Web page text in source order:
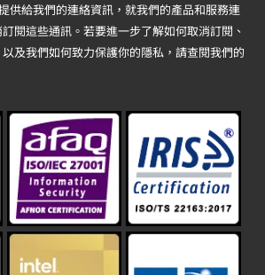
供給我們的連絡資訊，就我們的產品和服務連
閱這些通訊。若要進一步了解如何取消訂閱、
及我們如何致力保護你的隱私，請查閱我們的